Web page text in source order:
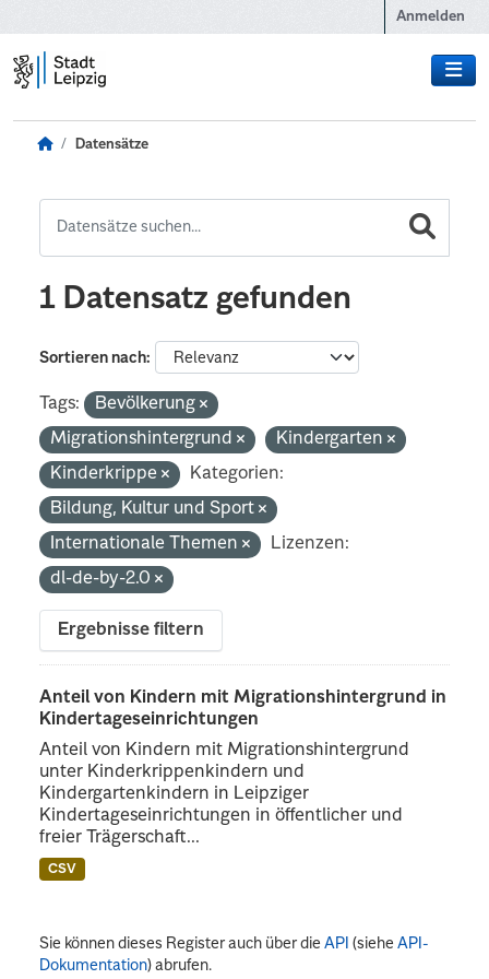
Anmelden
Datensätze
1 Datensatz gefunden
Sortieren nach
Tags:
Bevölkerung
Migrationshintergrund
Kindergarten
Kinderkrippe
Kategorien:
Bildung, Kultur und Sport
Internationale Themen
Lizenzen:
dl-de-by-2.0
Ergebnisse filtern
Anteil von Kindern mit Migrationshintergrund in
Kindertageseinrichtungen
Anteil von Kindern mit Migrationshintergrund
unter Kinderkrippenkindern und
Kindergartenkindern in Leipziger
Kindertageseinrichtungen in öffentlicher und
freier Trägerschaft...
CSV
Sie können dieses Register auch über dieAPI (sieheAPI-
Dokumentation) abrufen.